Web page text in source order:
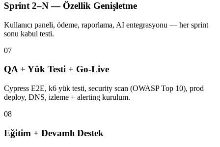
Sprint 2–N — Özellik Genişletme
Kullanıcı paneli, ödeme, raporlama, AI entegrasyonu — her sprint
sonu kabul testi.
07
QA + Yük Testi + Go-Live
Cypress E2E, k6 yük testi, security scan (OWASP Top 10), prod
deploy, DNS, izleme + alerting kurulum.
08
Eğitim + Devamlı Destek